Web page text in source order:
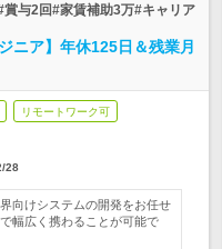
与2回#家賃補助3万#キャリア
ニア】年休125日＆残業月
リモートワーク可
28
向けシステムの開発をお任せ
幅広く携わることが可能で